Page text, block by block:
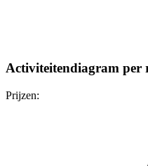
Activiteitendiagram per
Prijzen: